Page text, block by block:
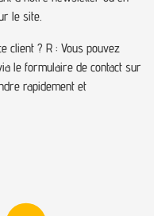
le site.
client ? R : Vous pouvez
le formulaire de contact sur
rapidement et